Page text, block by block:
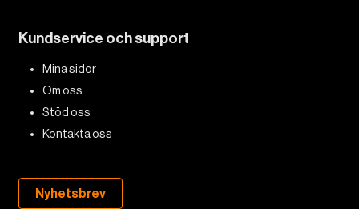
Kundservice och support
Mina sidor
Om oss
Stöd oss
Kontakta oss
Nyhetsbrev